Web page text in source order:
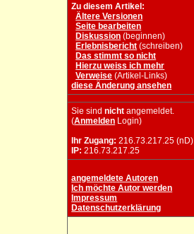
Zu diesem Artikel:
Ältere Versionen
Seite bearbeiten
Diskussion (beginnen)
Erlebnisbericht (schreiben)
Das stimmt so nicht
Hierzu weiss ich mehr
Verweise (Artikel-Links)
diese Änderung ansehen
Sie sindnicht angemeldet.
(Anmelden Login)
Ihr Zugang: 216.73.217.25 (nD)
IP: 216.73.217.25
angemeldete Autoren
Ich möchte Autor werden
Impressum
Datenschutzerklärung